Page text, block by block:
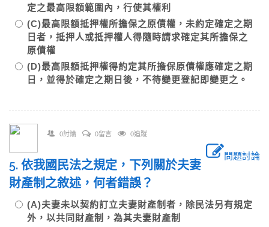
定之最高限額範圍內，行使其權利
(C)最高限額抵押權所擔保之原債權，未約定確定之期
日者，抵押人或抵押權人得隨時請求確定其所擔保之
原債權
(D)最高限額抵押權得約定其所擔保原債權應確定之期
日，並得於確定之期日後，不待變更登記即變更之。
0討論 0留言 0追蹤
問題討論
5. 依我國民法之規定，下列關於夫妻
財產制之敘述，何者錯誤？
(A)夫妻未以契約訂立夫妻財產制者，除民法另有規定
外，以共同財產制，為其夫妻財產制